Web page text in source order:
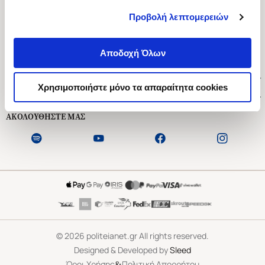
Προβολή λεπτομερειών
Αποδοχή Όλων
Χρησιμοποιήστε μόνο τα απαραίτητα cookies
Ασκληπιού 1-3, Αθήνα 106 79
Δευτέρα - Παρασκευή 09:00-21:00
Εξυπηρέτηση Πελατών
ΑΚΟΛΟΥΘΗΣΤΕ ΜΑΣ
©2026 politeianet.gr All rights reserved.
Designed & Developed bySleed